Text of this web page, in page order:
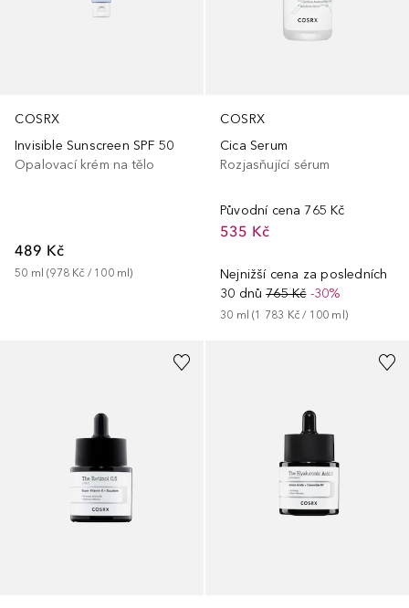
COSRX
Invisible Sunscreen SPF 50
Opalovací krém na tělo
489 Kč
50 ml (978 Kč / 100 ml)
COSRX
Cica Serum
Rozjasňující sérum
Původní cena 765 Kč
535 Kč
Nejnižší cena za posledních
30 dnů 765 Kč-30%
30 ml (1 783 Kč / 100 ml )